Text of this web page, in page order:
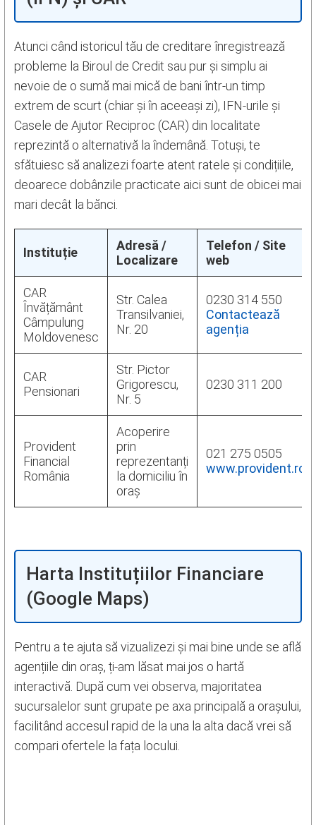
Atunci când istoricul tău de creditare înregistrează
probleme la Biroul de Credit sau pur și simplu ai
nevoie de o sumă mai mică de bani într-un timp
extrem de scurt (chiar și în aceeași zi), IFN-urile și
Casele de Ajutor Reciproc (CAR) din localitate
reprezintă o alternativă la îndemână. Totuși, te
sfătuiesc să analizezi foarte atent ratele și condițiile,
deoarece dobânzile practicate aici sunt de obicei mai
mari decât la bănci.
Instituție
Adresă /
Localizare
Telefon / Site
web
CAR
Învățământ
Câmpulung
Moldovenesc
Str. Calea
Transilvaniei,
Nr. 20
0230 314 550
Contactează
agenția
CAR
Pensionari
Str. Pictor
Grigorescu,
Nr. 5
0230 311 200
Provident
Financial
România
Acoperire
prin
reprezentanți
la domiciliu în
oraș
021 275 0505
www.provident.ro
Harta Instituțiilor Financiare
(Google Maps)
Pentru a te ajuta să vizualizezi și mai bine unde se află
agențiile din oraș, ți-am lăsat mai jos o hartă
interactivă. După cum vei observa, majoritatea
sucursalelor sunt grupate pe axa principală a orașului,
facilitând accesul rapid de la una la alta dacă vrei să
compari ofertele la fața locului.